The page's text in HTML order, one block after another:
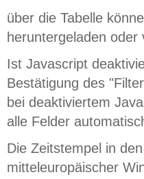
über die Tabelle
heruntergeladen oder
Ist Javascript
Bestätigung des
bei deaktiviertem
alle Felder
Die Zeitstempel in
mitteleuropäischer